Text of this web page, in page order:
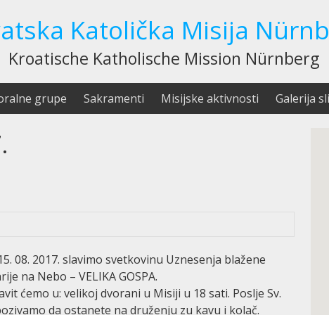
Katolička Misija
Kroatische Katholische Mission Nürnberg
grupe Sakramenti Misijske aktivnosti Galerija
08. 2017. slavimo svetkovinu Uznesenja blažene
na Nebo – VELIKA GOSPA.
ćemo u: velikoj dvorani u Misiji u 18 sati. Poslje Sv.
da ostanete na druženju zu kavu i kolač.